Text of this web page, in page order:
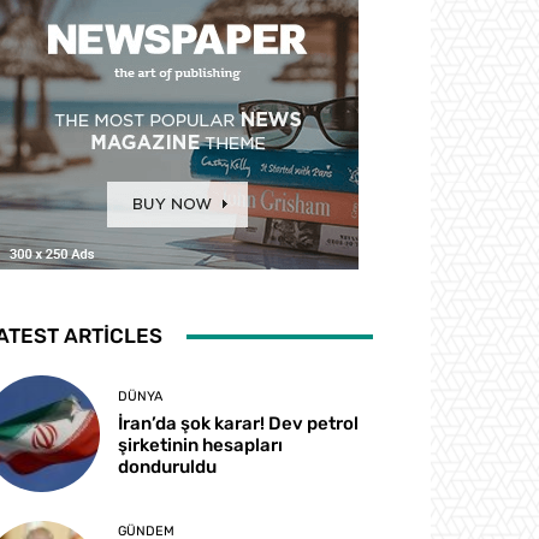
ARTICLES
DÜNYA
İran’da şok karar! Dev petrol
şirketinin hesapları
donduruldu
GÜNDEM